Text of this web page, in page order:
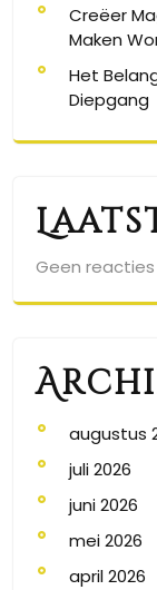
Creëer
Maken
Het
Diepgang
Geen
augustus
juli 2026
juni 2026
mei 2026
april 2026